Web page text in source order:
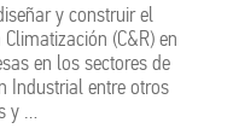
y construir el
(C&R) en
en los sectores de
Industrial entre otros
y …